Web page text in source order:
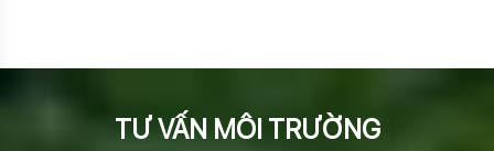
TƯ VẤN MÔI TRƯỜNG